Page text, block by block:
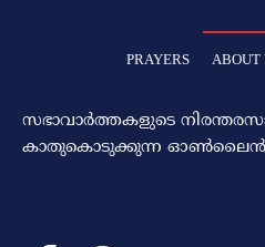
PRAYERS ABOUT
സഭാവാര്‍ത്തകളുടെ
കാതുകൊടുക്കുന്ന ഓണ്‍ലൈന്‍